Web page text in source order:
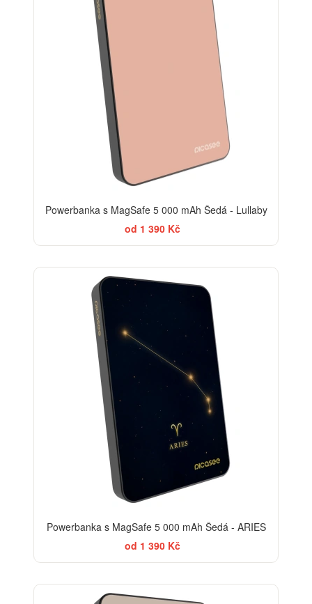
Powerbanka s MagSafe 5 000 mAh Šedá - Lullaby
od 1 390 Kč
Powerbanka s MagSafe 5 000 mAh Šedá - ARIES
od 1 390 Kč